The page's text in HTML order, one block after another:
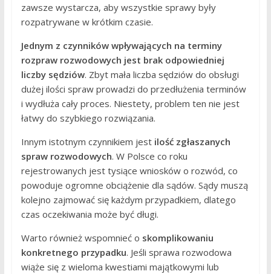
zawsze wystarcza, aby wszystkie sprawy były
rozpatrywane w krótkim czasie.
Jednym z czynników wpływających na terminy
rozpraw rozwodowych jest brak odpowiedniej
liczby sędziów. Zbyt mała liczba sędziów do obsługi
dużej ilości spraw prowadzi do przedłużenia terminów
i wydłuża cały proces. Niestety, problem ten nie jest
łatwy do szybkiego rozwiązania.
Innym istotnym czynnikiem jest ilość zgłaszanych
spraw rozwodowych. W Polsce co roku
rejestrowanych jest tysiące wniosków o rozwód, co
powoduje ogromne obciążenie dla sądów. Sądy muszą
kolejno zajmować się każdym przypadkiem, dlatego
czas oczekiwania może być długi.
Warto również wspomnieć o skomplikowaniu
konkretnego przypadku. Jeśli sprawa rozwodowa
wiąże się z wieloma kwestiami majątkowymi lub